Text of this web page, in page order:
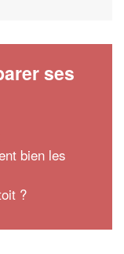
ses
bien les
?